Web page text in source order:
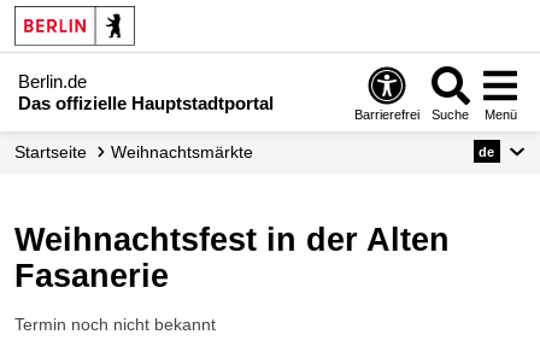
Berlin.de
Das offizielle Hauptstadtportal
Barrierefrei Suche Menü
Startseite Weihnachtsmärkte de
Weihnachtsfest in der Alten
Fasanerie
Termin noch nicht bekannt